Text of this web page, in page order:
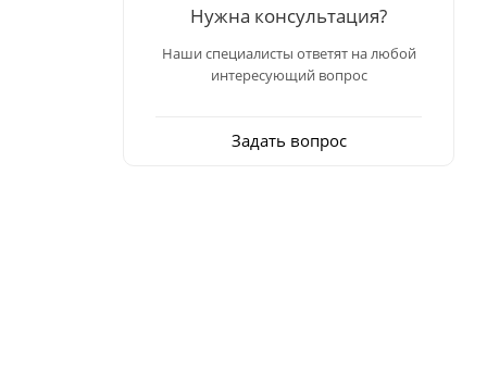
Нужна консультация?
Наши специалисты ответят на любой
интересующий вопрос
Задать вопрос